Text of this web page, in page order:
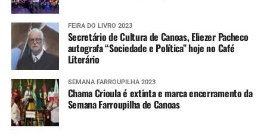
FEIRA DO LIVRO 2023
Secretário de Cultura de Canoas, Eliezer Pacheco
autografa “Sociedade e Política” hoje no Café
Literário
SEMANA FARROUPILHA 2023
Chama Crioula é extinta e marca encerramento da
Semana Farroupilha de Canoas